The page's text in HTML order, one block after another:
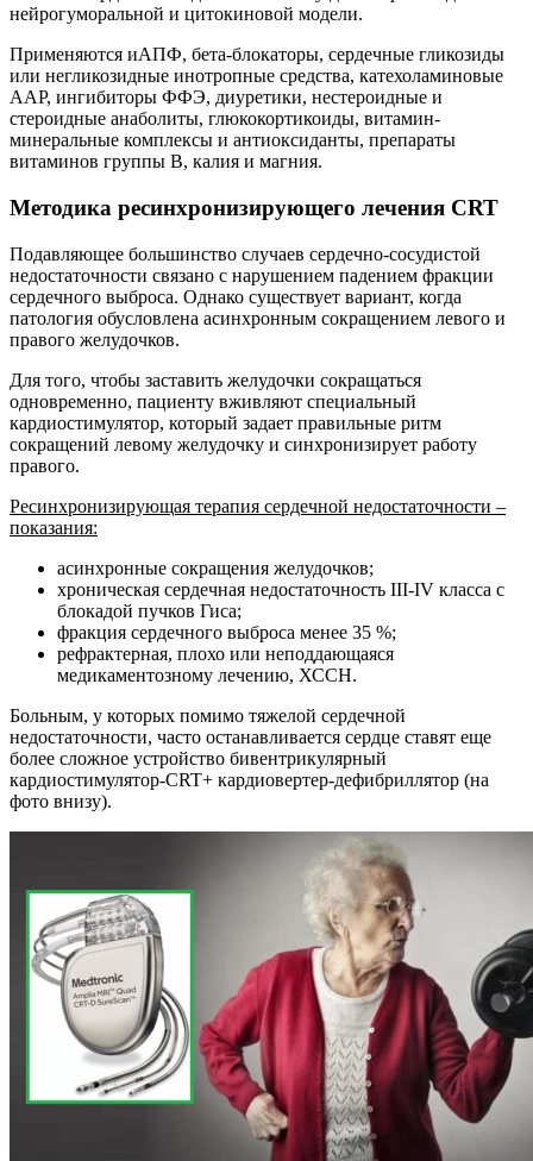
нейрогуморальной и цитокиновой модели.
Применяются иАПФ, бета-блокаторы, сердечные гликозиды
или негликозидные инотропные средства, катехоламиновые
ААР, ингибиторы ФФЭ, диуретики, нестероидные и
стероидные анаболиты, глюкокортикоиды, витамин-
минеральные комплексы и антиоксиданты, препараты
витаминов группы В, калия и магния.
Методика ресинхронизирующего лечения CRT
Подавляющее большинство случаев сердечно-сосудистой
недостаточности связано с нарушением падением фракции
сердечного выброса. Однако существует вариант, когда
патология обусловлена асинхронным сокращением левого и
правого желудочков.
Для того, чтобы заставить желудочки сокращаться
одновременно, пациенту вживляют специальный
кардиостимулятор, который задает правильные ритм
сокращений левому желудочку и синхронизирует работу
правого.
Ресинхронизирующая терапия сердечной недостаточности –
показания:
асинхронные сокращения желудочков;
хроническая сердечная недостаточность III-IV класса с
блокадой пучков Гиса;
фракция сердечного выброса менее 35 %;
рефрактерная, плохо или неподдающаяся
медикаментозному лечению, ХССН.
Больным, у которых помимо тяжелой сердечной
недостаточности, часто останавливается сердце ставят еще
более сложное устройство бивентрикулярный
кардиостимулятор-CRT+ кардиовертер-дефибриллятор (на
фото внизу).